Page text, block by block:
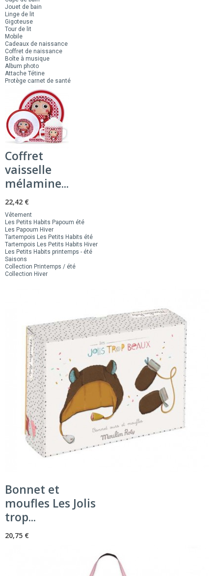
Jouet de bain
Linge de lit
Gigoteuse
Tour de lit
Mobile
Cadeaux de naissance
Coffret de naissance
Boîte à musique
Album photo
Attache Tétine
Protège carnet de santé
Coffret
vaisselle
mélamine...
22,42 €
Vêtement
Les Petits Habits Papoum été
Les Papoum Hiver
Tartempois Les Petits Habits été
Tartempois Les Petits Habits Hiver
Les Petits Habits printemps - été
Saisons
Collection Printemps / été
Collection Hiver
Bonnet et
moufles Les Jolis
trop...
20,75 €